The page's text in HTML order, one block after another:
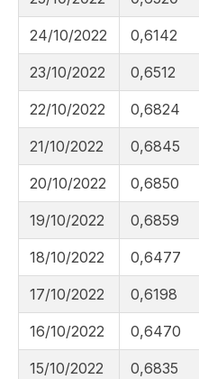
24/10/2022 0,6142
23/10/2022 0,6512
22/10/2022 0,6824
21/10/2022 0,6845
20/10/2022 0,6850
19/10/2022 0,6859
18/10/2022 0,6477
17/10/2022 0,6198
16/10/2022 0,6470
15/10/2022 0,6835